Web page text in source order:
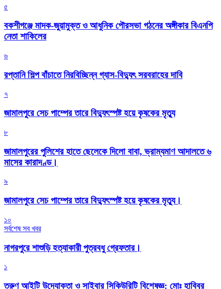
৫
বকশীগঞ্জে মাদক-জুয়ামুক্ত ও আধুনিক পৌরসভা গঠনের অঙ্গীকার বিএনপি
নেতা শাকিলের
৬
রপ্তানি শিল্প বাঁচাতে নিরবিচ্ছিন্ন গ্যাস-বিদ্যুৎ সরবরাহের দাবি
৭
জামালপুরে সেচ পাম্পের তারে বিদ্যুৎস্পষ্ট হয়ে কৃষকের মৃত্যু
৮
জামালপুরের পুলিশের হাতে ছেলেকে দিলো বাবা, ভ্রাম্যমাণ আদালতে ৬
মাসের কারাদণ্ড।
৯
জামালপুরে সেচ পাম্পের তারে বিদ্যুৎস্পষ্ট হয়ে কৃষকের মৃত্যু।
১০
সর্বশেষ সব খবর
নাগরপুরে শাশুড়ি হত্যাকারী পুত্রবধু গ্রেফতার।
১
তরুণ আইটি উদ্যোক্তা ও সাইবার সিকিউরিটি বিশেষজ্ঞ: মোঃ হাবিবুর